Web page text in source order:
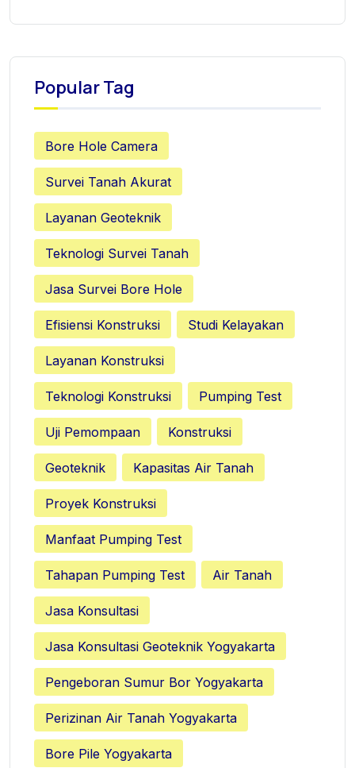
Popular Tag
Bore Hole Camera
Survei Tanah Akurat
Layanan Geoteknik
Teknologi Survei Tanah
Jasa Survei Bore Hole
Efisiensi Konstruksi Studi Kelayakan
Layanan Konstruksi
Teknologi Konstruksi Pumping Test
Uji Pemompaan Konstruksi
Geoteknik Kapasitas Air Tanah
Proyek Konstruksi
Manfaat Pumping Test
Tahapan Pumping Test Air Tanah
Jasa Konsultasi
Jasa Konsultasi Geoteknik Yogyakarta
Pengeboran Sumur Bor Yogyakarta
Perizinan Air Tanah Yogyakarta
Bore Pile Yogyakarta